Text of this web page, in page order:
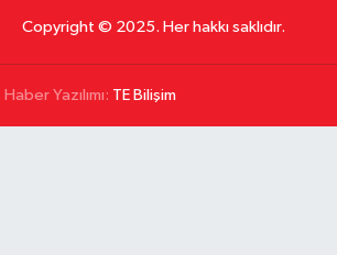
Copyright © 2025. Her hakkı saklıdır.
Haber Yazılımı: TE Bilişim